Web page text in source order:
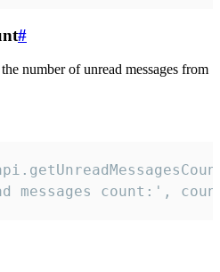
#
number of unread messages from
messages count:',